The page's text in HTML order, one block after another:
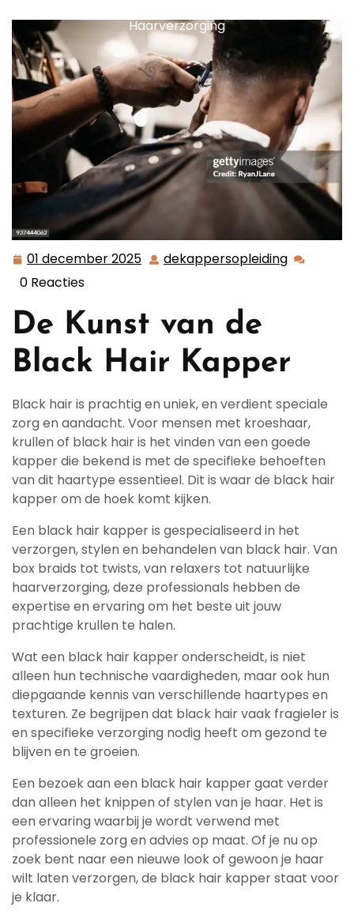
Haarverzorging
01 december 2025 01 dekappersopleiding
0 Reacties
De Kunst van de
Black Hair Kapper
Black hair is prachtig en uniek, en verdient speciale
zorg en aandacht. Voor mensen met kroeshaar,
krullen of black hair is het vinden van een goede
kapper die bekend is met de specifieke behoeften
van dit haartype essentieel. Dit is waar de black hair
kapper om de hoek komt kijken.
Een black hair kapper is gespecialiseerd in het
verzorgen, stylen en behandelen van black hair. Van
box braids tot twists, van relaxers tot natuurlijke
haarverzorging, deze professionals hebben de
expertise en ervaring om het beste uit jouw
prachtige krullen te halen.
Wat een black hair kapper onderscheidt, is niet
alleen hun technische vaardigheden, maar ook hun
diepgaande kennis van verschillende haartypes en
texturen. Ze begrijpen dat black hair vaak fragieler is
en specifieke verzorging nodig heeft om gezond te
blijven en te groeien.
Een bezoek aan een black hair kapper gaat verder
dan alleen het knippen of stylen van je haar. Het is
een ervaring waarbij je wordt verwend met
professionele zorg en advies op maat. Of je nu op
zoek bent naar een nieuwe look of gewoon je haar
wilt laten verzorgen, de black hair kapper staat voor
je klaar.